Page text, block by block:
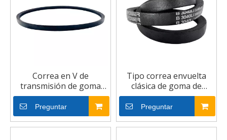
Correa en V de
transmisión de goma
envuelta en ventilador
de goma
Preguntar
Tipo correa envuelta
clásica de goma de
DABEF de la tela de la
impulsión de la
transmisión industrial V
Preguntar